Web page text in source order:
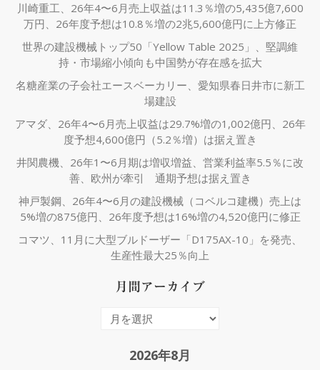
川崎重工、26年4〜6月売上収益は11.3％増の5,435億7,600
万円、26年度予想は10.8％増の2兆5,600億円に上方修正
世界の建設機械トップ50「Yellow Table 2025」、堅調維
持・市場縮小傾向も中国勢が存在感を拡大
名糖産業の子会社エースベーカリー、愛知県春日井市に新工
場建設
アマダ、26年4〜6月売上収益は29.7%増の1,002億円、26年
度予想4,600億円（5.2％増）は据え置き
井関農機、26年1〜6月期は増収増益、営業利益率5.5％に改
善、欧州が牽引 通期予想は据え置き
神戸製鋼、26年4〜6月の建設機械（コベルコ建機）売上は
5%増の875億円、26年度予想は16%増の4,520億円に修正
コマツ、11月に大型ブルドーザー「D175AX-10」を発売、
生産性最大25％向上
月間アーカイブ
2026年8月